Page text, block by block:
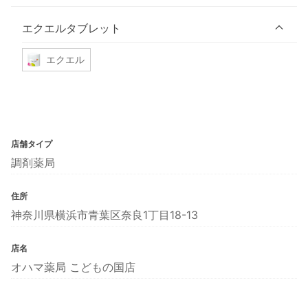
エクエルタブレット
エクエル
店舗タイプ
調剤薬局
住所
神奈川県横浜市青葉区奈良1丁目18-13
店名
オハマ薬局 こどもの国店